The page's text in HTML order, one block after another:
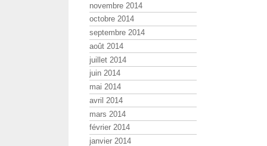
novembre 2014
octobre 2014
septembre 2014
août 2014
juillet 2014
juin 2014
mai 2014
avril 2014
mars 2014
février 2014
janvier 2014